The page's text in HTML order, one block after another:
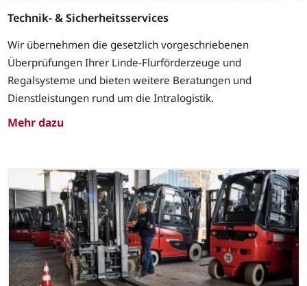
Technik- & Sicherheitsservices
Wir übernehmen die gesetzlich vorgeschriebenen
Überprüfungen Ihrer Linde-Flurförderzeuge und
Regalsysteme und bieten weitere Beratungen und
Dienstleistungen rund um die Intralogistik.
Mehr dazu